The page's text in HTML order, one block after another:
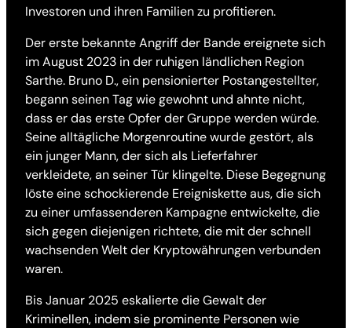
Investoren und ihren Familien zu profitieren.
Der erste bekannte Angriff der Bande ereignete sich
im August 2023 in der ruhigen ländlichen Region
Sarthe. Bruno D., ein pensionierter Postangestellter,
begann seinen Tag wie gewohnt und ahnte nicht,
dass er das erste Opfer der Gruppe werden würde.
Seine alltägliche Morgenroutine wurde gestört, als
ein junger Mann, der sich als Lieferfahrer
verkleidete, an seiner Tür klingelte. Diese Begegnung
löste eine schockierende Ereigniskette aus, die sich
zu einer umfassenderen Kampagne entwickelte, die
sich gegen diejenigen richtete, die mit der schnell
wachsenden Welt der Kryptowährungen verbunden
waren.
Bis Januar 2025 eskalierte die Gewalt der
Kriminellen, indem sie prominente Personen wie